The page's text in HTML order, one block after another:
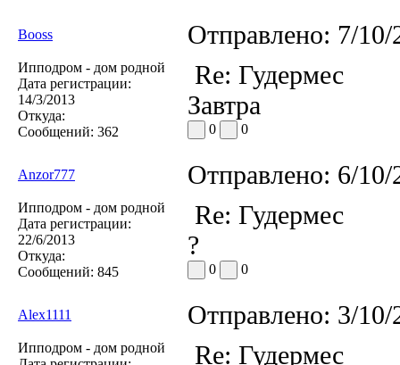
Booss Отправлено: 7/
Ипподром - дом родной
Дата регистрации:
14/3/2013
Откуда:
Сообщений: 362
Re: Гудермес
Завтра
0 0
Anzor777 Отправлено: 6/
Ипподром - дом родной
Дата регистрации:
22/6/2013
Откуда:
Сообщений: 845
Re: Гудермес
?
0 0
Alex1111 Отправлено: 3/
Ипподром - дом родной
Re: Гудермес